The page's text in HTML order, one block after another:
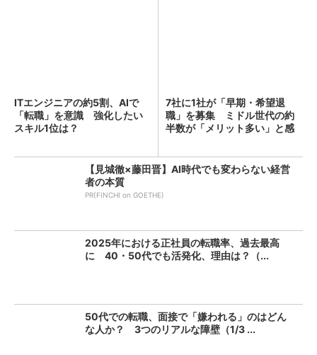
ITエンジニアの約5割、AIで
「転職」を意識 強化したい
スキル1位は？
7社に1社が「早期・希望退
職」を募集 ミドル世代の約
半数が「メリット多い」と感
【見城徹×藤田晋】AI時代でも変わらない経営
者の本質
PR(FINCHI on GOETHE)
2025年における正社員の転職率、過去最高
に 40・50代でも活発化、理由は？（...
50代での転職、面接で「嫌われる」のはどん
な人か？ 3つのリアルな障壁（1/3 ...